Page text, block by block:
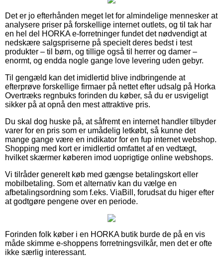
Det er jo efterhånden meget let for almindelige mennesker at
analysere priser på forskellige internet outlets, og til tak har
en hel del HORKA e-forretninger fundet det nødvendigt at
nedskære salgspriserne på specielt deres bedst i test
produkter – til børn, og tillige også til herrer og damer –
enormt, og endda nogle gange love levering uden gebyr.
Til gengæld kan det imidlertid blive indbringende at
efterprøve forskellige firmaer på nettet efter udsalg på Horka
Overtræks regnbuks forinden du køber, så du er usvigeligt
sikker på at opnå den mest attraktive pris.
Du skal dog huske på, at såfremt en internet handler tilbyder
varer for en pris som er umådelig letkøbt, så kunne det
mange gange være en indikator for en fup internet webshop.
Shopping med kort er imidlertid omfattet af en vedtægt,
hvilket skærmer køberen imod uoprigtige online webshops.
Vi tilråder generelt køb med gængse betalingskort eller
mobilbetaling. Som et alternativ kan du vælge en
afbetalingsordning som f.eks. ViaBill, forudsat du higer efter
at godtgøre pengene over en periode.
Forinden folk køber i en HORKA butik burde de på en vis
måde skimme e-shoppens forretningsvilkår, men det er ofte
ikke særlig interessant.